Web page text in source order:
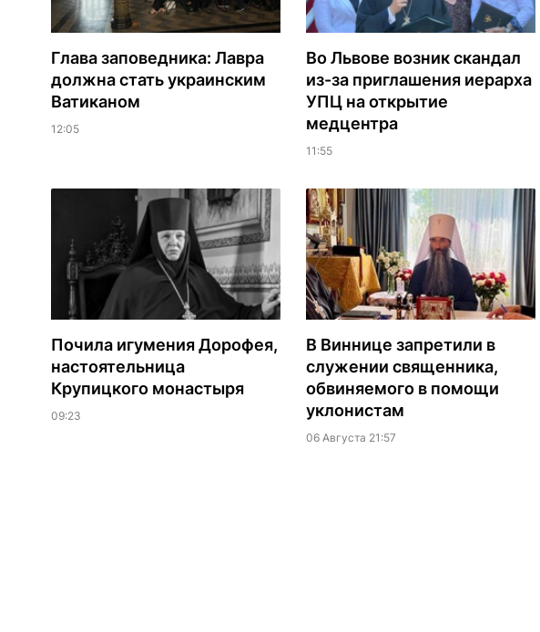
Глава заповедника: Лавра
должна стать украинским
Ватиканом
12:05
Во Львове возник скандал
из-за приглашения иерарха
УПЦ на открытие
медцентра
11:55
Почила игумения Дорофея,
настоятельница
Крупицкого монастыря
09:23
В Виннице запретили в
служении священника,
обвиняемого в помощи
уклонистам
06 Августа 21:57